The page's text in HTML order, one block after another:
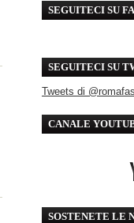
SEGUITECI SU
SEGUITECI SU
Tweets di
CANALE
SOSTENETE LE